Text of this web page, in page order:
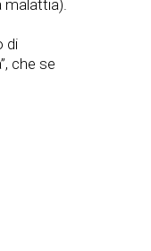
malattia).
di
che se